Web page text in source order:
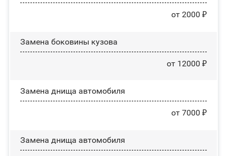
от 2000 ₽
Замена боковины кузова
от 12000 ₽
Замена днища автомобиля
от 7000 ₽
Замена днища автомобиля